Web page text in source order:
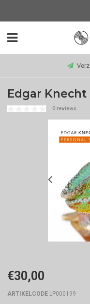
Edgar Knecht
0 reviews
€30,00
ARTIKELCODE LP000199